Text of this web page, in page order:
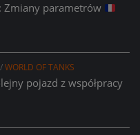
Zmiany parametrów
/WORLD OF TANKS
pojazd z współpracy